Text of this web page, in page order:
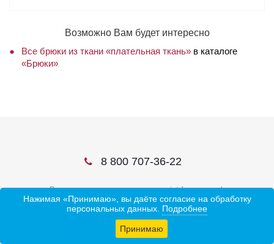
Возможно Вам будет интересно
Все брюки из ткани «плательная ткань» в каталоге
«Брюки»
8 800 707-36-22
В соцсетях ищите нас по слову ivtrf или ивтрф
Нажимая «Принимаю», вы даёте согласие на обработку
персональных данных. Подробнее
Принимаю